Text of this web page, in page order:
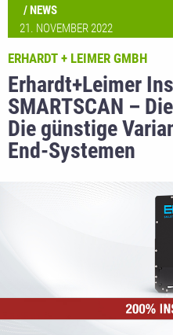
NEWS
21. NOVEMBER 2022
Erhardt+Leimer
SMARTSCAN –
Die günstige
End-Systemen
ERHARDT + LEIMER GMBH